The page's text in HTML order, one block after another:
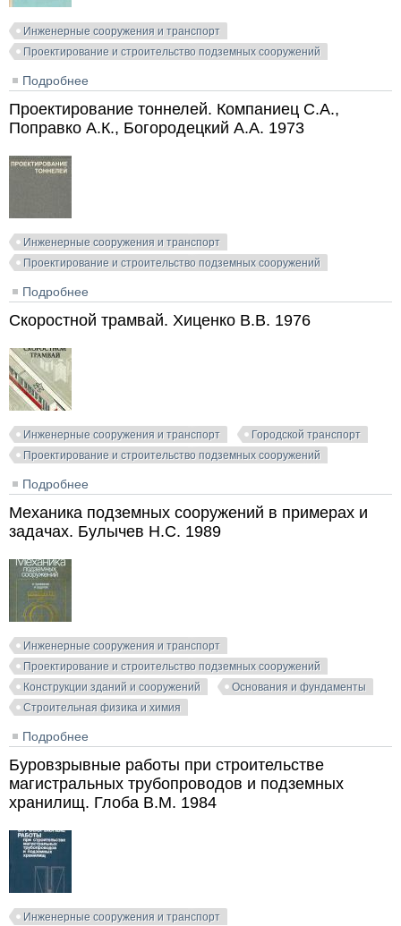
Инженерные сооружения и транспорт
Проектирование и строительство подземных сооружений
Подробнее
«стена в грунте». Зубков В.М. (ред.). 1977
Проектирование тоннелей. Компаниец С.А.,
Поправко А.К., Богородецкий А.А. 1973
Инженерные сооружения и транспорт
Проектирование и строительство подземных сооружений
Подробнее
Поправко А.К., Богородецкий А.А. 1973
Скоростной трамвай. Хиценко В.В. 1976
Инженерные сооружения и транспорт
Городской транспорт
Проектирование и строительство подземных сооружений
Подробнее
Механика подземных сооружений в примерах и
задачах. Булычев Н.С. 1989
Инженерные сооружения и транспорт
Проектирование и строительство подземных сооружений
Конструкции зданий и сооружений
Основания и фундаменты
Строительная физика и химия
Подробнее
Буровзрывные работы при строительстве
магистральных трубопроводов и подземных
хранилищ. Глоба В.М. 1984
Инженерные сооружения и транспорт